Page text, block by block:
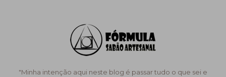
"Minha intenção aqui neste blog é passar tudo o que sei e